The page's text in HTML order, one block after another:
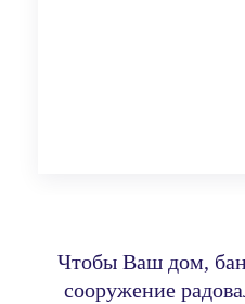
Чтобы Ваш дом,
сооружение